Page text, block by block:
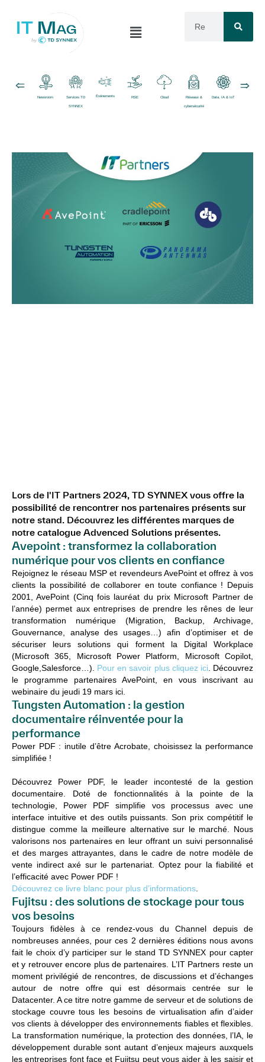
Newsroom Services TD
SYNNEX
Événements RSE Cloud Réseaux &
cybersécurité
Data, IA & IoT
Lors de l'IT Partners 2024, TD SYNNEX vous offre la
possibilité de rencontrer nos partenaires présents sur
notre stand. Découvrez les différentes marques de
notre catalogue Advenced Solutions présentes.
Avepoint : transformez la collaboration
numérique pour vos clients en confiance
Rejoignez le réseau MSP et revendeurs AvePoint et offrez à vos
clients la possibilité de collaborer en toute confiance ! Depuis
2001, AvePoint (Cinq fois lauréat du prix Microsoft Partner de
l’année) permet aux entreprises de prendre les rênes de leur
transformation numérique (Migration, Backup, Archivage,
Gouvernance, analyse des usages…) afin d’optimiser et de
sécuriser leurs solutions qui forment la Digital Workplace
(Microsoft 365, Microsoft Power Platform, Microsoft Copilot,
Google,Salesforce…). Pour en savoir plus cliquez ici. Découvrez
le programme partenaires AvePoint, en vous inscrivant au
webinaire du jeudi 19 mars ici.
Tungsten Automation : la gestion
documentaire réinventée pour la
performance
Power PDF : inutile d’êtreAcrobate , choisissez la performance
simplifiée !
Découvrez Power PDF, le leader incontesté de la gestion
documentaire. Doté de fonctionnalités à la pointe de la
technologie, Power PDF simplifie vos processus avec une
interface intuitive et des outils puissants. Son prix compétitif le
distingue comme la meilleure alternative sur le marché. Nous
valorisons nos partenaires en leur offrant un suivi personnalisé
et des marges attrayantes, dans le cadre de notre modèle de
vente indirect axé sur le partenariat. Optez pour la fiabilité et
l’efficacité avec Power PDF !
Découvrez ce livre blanc pour plus d’informations
Fujitsu : des solutions de stockage pour tous
vos besoins
Toujours fidèles à ce rendez-vous du Channel depuis de
nombreuses années, pour ces 2 dernières éditions nous avons
fait le choix d’y participer sur le stand TD SYNNEX pour capter
et y retrouver encore plus de partenaires. L’IT Partners reste un
moment privilégié de rencontres, de discussions et d’échanges
autour de notre offre qui est désormais centrée sur le
Datacenter. A ce titre notre gamme de serveur et de solutions de
stockage couvre tous les besoins de virtualisation afin d’aider
vos clients à développer des environnements fiables et flexibles.
La transformation numérique, la protection des données, l’IA, le
développement durable sont autant d’enjeux majeurs auxquels
les entreprises font face et Fujitsu peut vous aider à les saisir et